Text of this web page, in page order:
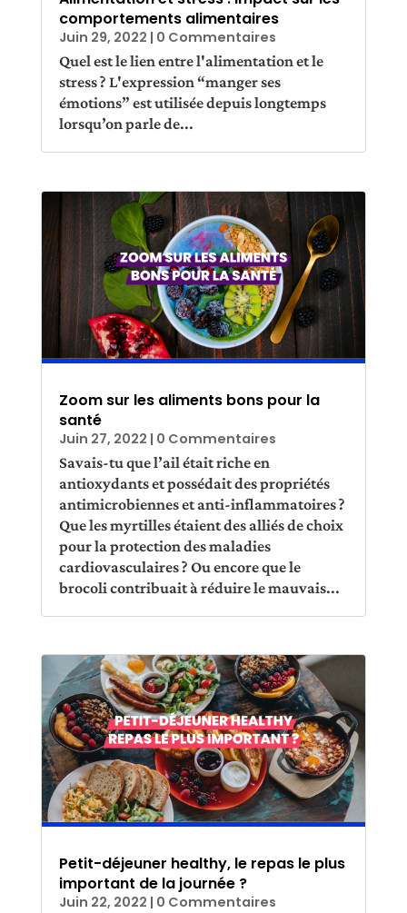
comportements alimentaires
Juin 29, 2022 | 0 Commentaires
Quel est le lien entre l'alimentation et le
stress ? L'expression “manger ses
émotions” est utilisée depuis longtemps
lorsqu’on parle de...
Zoom sur les aliments bons pour la
santé
Juin 27, 2022 | 0 Commentaires
Savais-tu que l’ail était riche en
antioxydants et possédait des propriétés
antimicrobiennes et anti-inflammatoires ?
Que les myrtilles étaient des alliés de choix
pour la protection des maladies
cardiovasculaires ? Ou encore que le
brocoli contribuait à réduire le mauvais...
Petit-déjeuner healthy, le repas le plus
important de la journée ?
Juin 22, 2022 | 0 Commentaires